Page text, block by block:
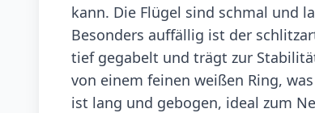
kann. Die Flügel sind schmal und
Besonders auffällig ist der
tief gegabelt und trägt zur
von einem feinen weißen Ring,
ist lang und gebogen, ideal zum